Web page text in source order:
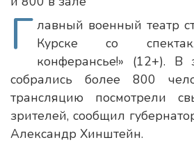
Г лавный военный театр
Курске со
конферансье!» (12+). В
собрались более 800
трансляцию посмотрели
зрителей, сообщил
Александр Хинштейн.